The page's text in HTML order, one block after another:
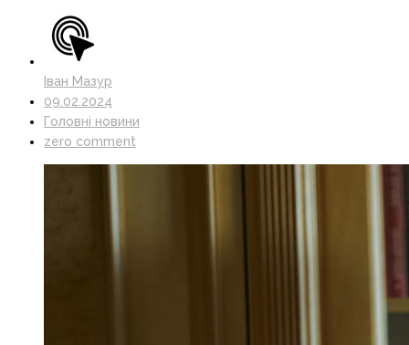
Іван Мазур
09.02.2024
Головні новини
zero comment